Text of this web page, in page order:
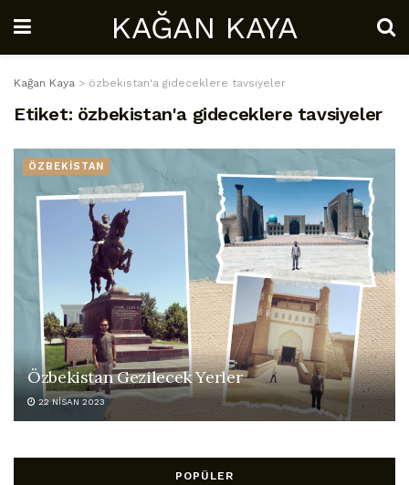
KAĞAN KAYA
Kağan Kaya > özbekistan'a gideceklere tavsiyeler
Etiket: özbekistan'a gideceklere tavsiyeler
ÖZBEKİSTAN
Özbekistan Gezilecek Yerler
22 NISAN 2023
POPÜLER